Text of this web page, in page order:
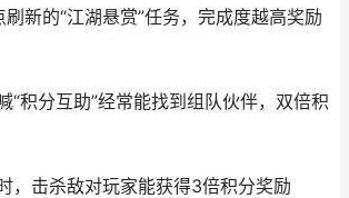
新的“江湖悬赏”任务，完成度越高奖励
“积分互助”经常能找到组队伙伴，双倍积
，击杀敌对玩家能获得3倍积分奖励